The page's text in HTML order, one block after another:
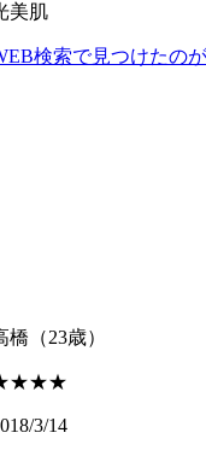
美肌
検索で見つけたの
橋 （23歳）
3/14